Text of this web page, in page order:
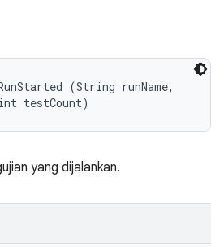
(String runName,
testCount)
yang dijalankan.